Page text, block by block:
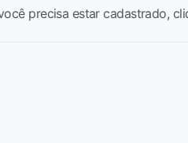
precisa estar cadastrado,